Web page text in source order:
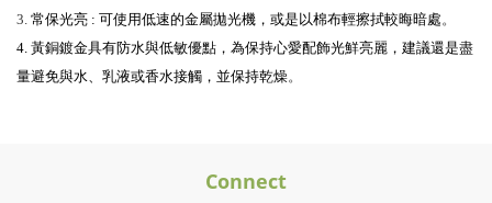
3. 常保光亮 : 可使用低速的金屬拋光機，或是以棉布輕擦拭較晦暗處。
4. 黃銅鍍金具有防水與低敏優點，為保持心愛配飾光鮮亮麗，建議還是盡
量避免與水、乳液或香水接觸，並保持乾燥。
Connect